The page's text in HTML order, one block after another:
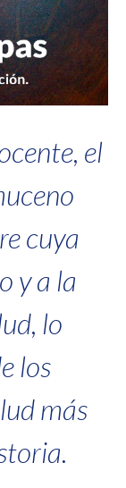
el
cuya
y a la
lo
los
más